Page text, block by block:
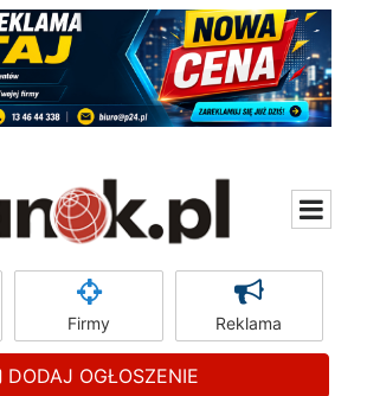
Firmy Reklama
DODAJ OGŁOSZENIE